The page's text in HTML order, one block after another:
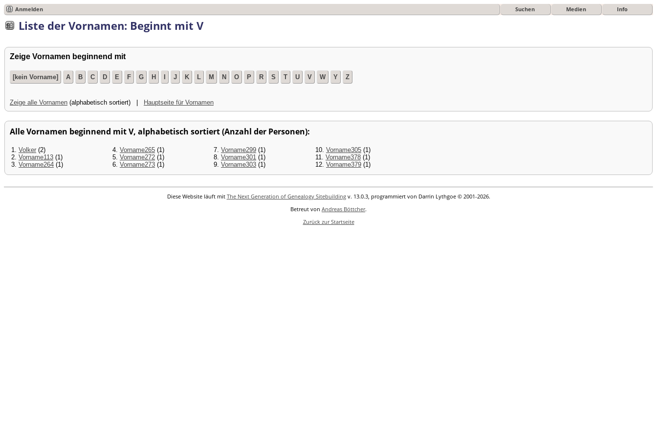
Anmelden Suchen Medien Info
Liste der Vornamen: Beginnt mit V
Zeige Vornamen beginnend mit
[kein Vorname] A B C D E F G H I J K L M N O P R S T U V W Y Z
Zeige alle Vornamen (alphabetisch sortiert) | Hauptseite für Vornamen
Alle Vornamen beginnend mit V, alphabetisch sortiert (Anzahl der Personen):
1. Volker (2)
2. Vorname113 (1)
3. Vorname264 (1)
4. Vorname265 (1)
5. Vorname272 (1)
6. Vorname273 (1)
7. Vorname299 (1)
8. Vorname301 (1)
9. Vorname303 (1)
10. Vorname305 (1)
11. Vorname378 (1)
12. Vorname379 (1)
Diese Website läuft mit The Next Generation of Genealogy Sitebuildingv. 13.0.3, programmiert von Darrin Lythgoe © 2001-2026.
Betreut von Andreas Böttcher.
Zurück zur Startseite